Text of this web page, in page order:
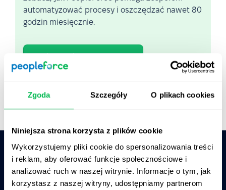
Zgoda Szczegóły O plikach cookies
Niniejsza strona korzysta z plików cookie
Wykorzystujemy pliki cookie do spersonalizowania treści
i reklam, aby oferować funkcje społecznościowe i
analizować ruch w naszej witrynie. Informacje o tym, jak
korzystasz z naszej witryny, udostępniamy partnerom
automatyzować procesy i oszczędzać nawet 80
godzin miesięcznie.
Zobacz demo na żywo
Zapytaj AI o podsumowanie PeopleForce:
Claude Perplexity